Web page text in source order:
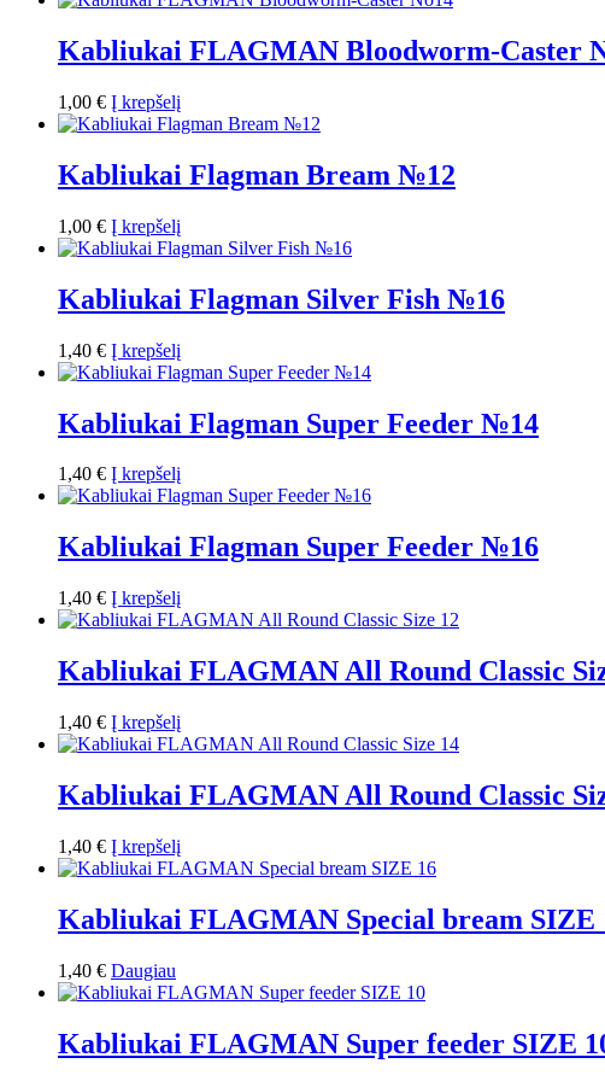
Kabliukai FLAGMAN Bloodworm-Caster
1,00 € Į krepšelį
Kabliukai Flagman Bream №12
1,00 € Į krepšelį
Kabliukai Flagman Silver Fish №16
1,40 € Į krepšelį
Kabliukai Flagman Super Feeder №14
1,40 € Į krepšelį
Kabliukai Flagman Super Feeder №16
1,40 € Į krepšelį
Kabliukai FLAGMAN All Round Classic
1,40 € Į krepšelį
Kabliukai FLAGMAN All Round Classic
1,40 € Į krepšelį
Kabliukai FLAGMAN Special bream SIZE
1,40 € Daugiau
Kabliukai FLAGMAN Super feeder SIZE